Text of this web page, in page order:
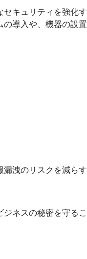
セキュリティを強化す
の導入や、機器の設置
漏洩のリスクを減らす
ネスの秘密を守るこ